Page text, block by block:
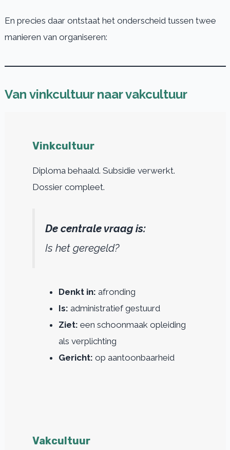
En precies daar ontstaat het onderscheid tussen twee
manieren van organiseren:
Van vinkcultuur naar vakcultuur
Vinkcultuur
Diploma behaald. Subsidie verwerkt.
Dossier compleet.
De centrale vraag is:
Is het geregeld?
Denkt in: afronding
Is: administratief gestuurd
Ziet: een schoonmaak opleiding
als verplichting
Gericht: op aantoonbaarheid
Vakcultuur